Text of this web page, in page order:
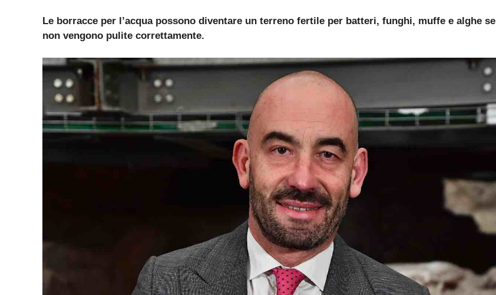
Le borracce per l’acqua possono diventare un terreno fertile per batteri, funghi, muffe e alghe se
non vengono pulite correttamente.